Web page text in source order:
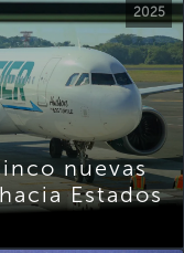
2025
nuevas
Estados